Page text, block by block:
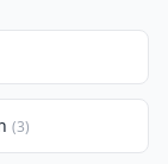
(3)